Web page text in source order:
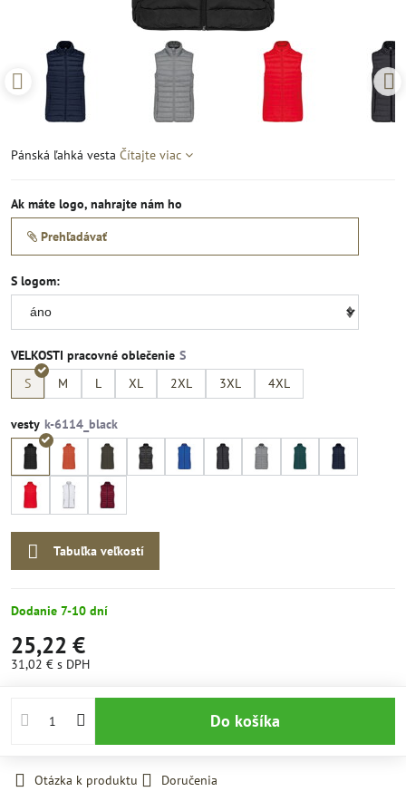
Pánská ľahká vesta Čítajte viac
Ak máte logo, nahrajte nám ho
Prehľadávať
S logom:
VELKOSTI pracovné oblečenie
S
M L XL 2XL 3XL 4XL
vesty
Tabuľka veľkostí
Dodanie 7-10 dní
25,22 €
31,02 € s DPH
Do košíka
Otázka k produktu
Doručenia